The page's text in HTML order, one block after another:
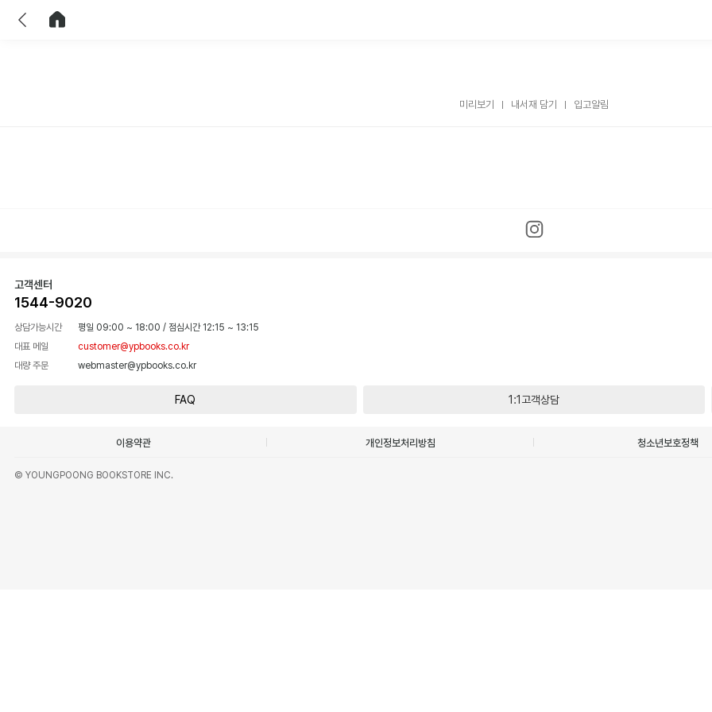
미리보기 내서재 담기 입고알림
고객센터
1544-9020
상담가능시간 평일 09:00 ~ 18:00 / 점심시간 12:15 ~ 13:15
대표 메일
customer@ypbooks.co.kr
대량 주문
webmaster@ypbooks.co.kr
FAQ 1:1고객상담
이용약관 개인정보처리방침 청소년보호정책
© YOUNGPOONG BOOKSTORE INC.